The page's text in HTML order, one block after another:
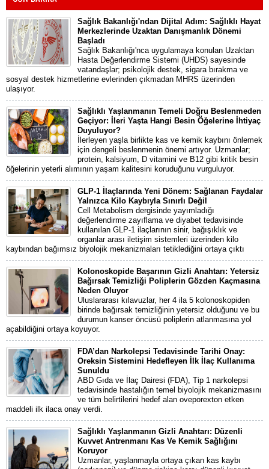
Sağlık Bakanlığı'ndan Dijital Adım: Sağlıklı Hayat
Merkezlerinde Uzaktan Danışmanlık Dönemi
Başladı
Sağlık Bakanlığı'nca uygulamaya konulan Uzaktan
Hasta Değerlendirme Sistemi (UHDS) sayesinde
vatandaşlar; psikolojik destek, sigara bırakma ve
sosyal destek hizmetlerine evlerinden çıkmadan MHRS üzerinden
ulaşıyor.
Sağlıklı Yaşlanmanın Temeli Doğru Beslenmeden
Geçiyor: İleri Yaşta Hangi Besin Öğelerine İhtiyaç
Duyuluyor?
İlerleyen yaşla birlikte kas ve kemik kaybını önlemek
için dengeli beslenmenin önemi artıyor. Uzmanlar;
protein, kalsiyum, D vitamini ve B12 gibi kritik besin
öğelerinin yeterli alımının yaşam kalitesini koruduğunu vurguluyor.
GLP-1 İlaçlarında Yeni Dönem: Sağlanan Faydalar
Yalnızca Kilo Kaybıyla Sınırlı Değil
Cell Metabolism dergisinde yayımladığı
değerlendirme zayıflama ve diyabet tedavisinde
kullanılan GLP-1 ilaçlarının sinir, bağışıklık ve
organlar arası iletişim sistemleri üzerinden kilo
kaybından bağımsız biyolojik mekanizmaları tetiklediğini ortaya çıktı
Kolonoskopide Başarının Gizli Anahtarı: Yetersiz
Bağırsak Temizliği Poliplerin Gözden Kaçmasına
Neden Oluyor
Uluslararası kılavuzlar, her 4 ila 5 kolonoskopiden
birinde bağırsak temizliğinin yetersiz olduğunu ve bu
durumun kanser öncüsü poliplerin atlanmasına yol
açabildiğini ortaya koyuyor.
FDA’dan Narkolepsi Tedavisinde Tarihi Onay:
Oreksin Sistemini Hedefleyen İlk İlaç Kullanıma
Sunuldu
ABD Gıda ve İlaç Dairesi (FDA), Tip 1 narkolepsi
tedavisinde hastalığın temel biyolojik mekanizmasını
ve tüm belirtilerini hedef alan oveporexton etken
maddeli ilk ilaca onay verdi.
Sağlıklı Yaşlanmanın Gizli Anahtarı: Düzenli
Kuvvet Antrenmanı Kas Ve Kemik Sağlığını
Koruyor
Uzmanlar, yaşlanmayla ortaya çıkan kas kaybı